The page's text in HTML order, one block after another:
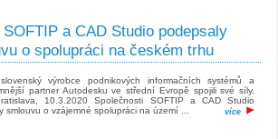
a CAD Studio podepsaly
o spolupráci na českém trhu
výrobce podnikových informačních systémů a
partner Autodesku ve střední Evropě spojili své síly.
10.3.2020 Společnosti SOFTIP a CAD Studio
smlouvu o vzájemné spolupráci na území ...
více